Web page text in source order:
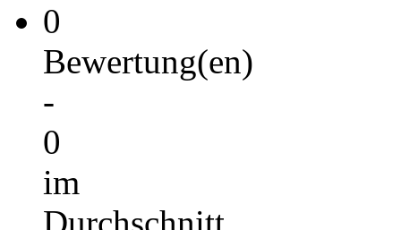
0
Bewertung(en)
-
0
im
Durchschnitt